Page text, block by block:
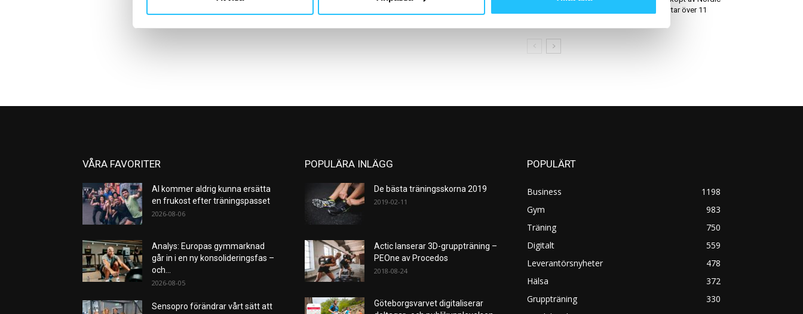
Wellness – tar över 11
VÅRA FAVORITER
AI kommer aldrig kunna ersätta
en frukost efter träningspasset
2026-08-06
Analys: Europas gymmarknad
går in i en ny konsolideringsfas –
och...
2026-08-05
Sensopro förändrar vårt sätt att
POPULÄRA INLÄGG
De bästa träningsskorna 2019
2019-02-11
Actic lanserar 3D-gruppträning –
PEOne av Procedos
2018-08-24
Göteborgsvarvet digitaliserar
POPULÄRT
Business
1198
Gym
983
Träning
750
Digitalt
559
Leverantörsnyheter
478
Hälsa
372
Gruppträning
330